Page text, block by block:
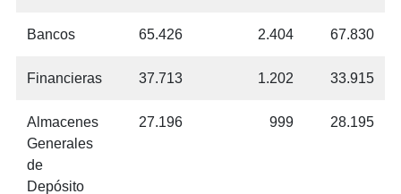
Bancos 65.426 2.404 67.830
Financieras 37.713 1.202 33.915
Almacenes
Generales
de
Depósito
27.196 999 28.195